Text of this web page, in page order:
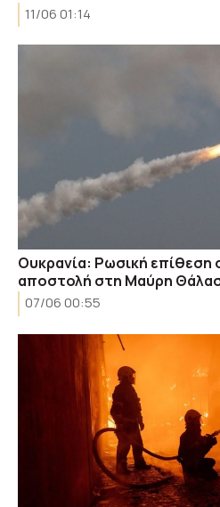
11/06 01:14
Ουκρανία: Ρωσική επίθεση
αποστολή στη Μαύρη
07/06 00:55